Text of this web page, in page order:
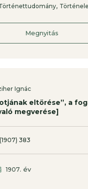
,
Megnyitás
Ignác
eltörése”, a
megverése]
383
1907. év